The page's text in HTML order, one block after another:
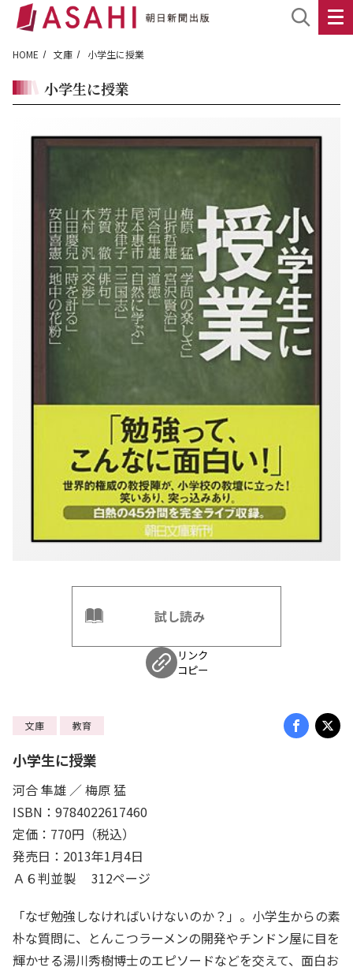
HOME 文庫 小学生に授業
小学生に授業
試し読み
リンク
コピー
文庫 教育
小学生に授業
河合 隼雄 ／ 梅原 猛
ISBN：9784022617460
定価：770円（税込）
発売日：2013年1月4日
Ａ６判並製 312ページ
「なぜ勉強しなければいけないのか？」。小学生からの素
朴な質問に、とんこつラーメンの開発やチンドン屋に目を
輝かせる湯川秀樹博士のエピソードなどを交えて、面白お